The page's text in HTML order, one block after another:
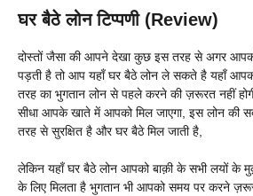
घर बैठे लोन टिप्पणी (Review)
दोस्तों जैसा की आपने देखा कुछ इस तरह से अगर
पड़ती है तो आप यहाँ घर बैठे लोन ले सकते है यहाँ
तरह का भुगतान लोन से पहले करने की ज़रूरत नहीं
सीधा आपके खाते में आपको मिल जाएगा, इस लोन की
तरह से सुरक्षित है और घर बैठे मिल जाती है,
लेकिन यहाँ घर बैठे लोन आपको बाक़ी के सभी लयों के
के लिए मिलता है भुगतान भी आपको समय पर करने